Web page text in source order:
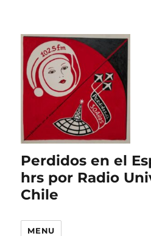
Perdidos en el
hrs por Radio
Chile
MENU